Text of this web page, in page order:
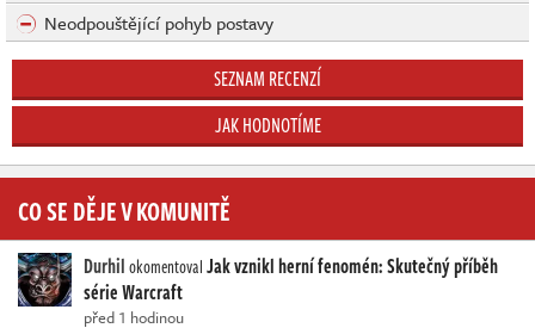
Neodpouštějící pohyb postavy
SEZNAM RECENZÍ
JAK HODNOTÍME
CO SE DĚJE V KOMUNITĚ
DurhilokomentovalJak vznikl herní fenomén: Skutečný příběh
série Warcraft
před 1 hodinou